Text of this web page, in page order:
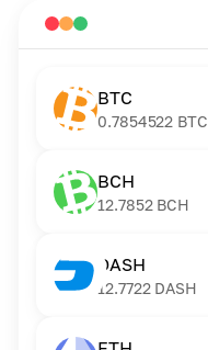
BTC
0.7854522 BTC
BCH
12.7852 BCH
DASH
12.7722 DASH